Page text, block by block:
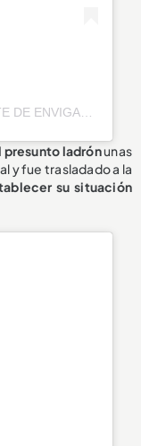
Una publicación compartida por GENTE DE ENVIGADO® 🧡 (@genteenvigado)
ladrónunas
y fue trasladado a la
su situación